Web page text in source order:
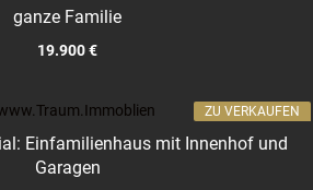
ganze Familie
19.900 €
Einfamilienhaus mit Innenhof und
Garagen
ZU VERKAUFEN